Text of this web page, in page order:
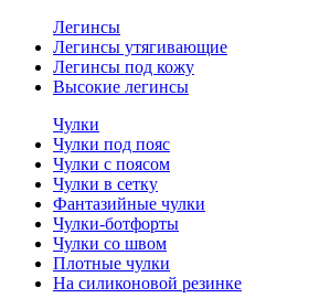
Легинсы
Легинсы утягивающие
Легинсы под кожу
Высокие легинсы
Чулки
Чулки под пояс
Чулки с поясом
Чулки в сетку
Фантазийные чулки
Чулки-ботфорты
Чулки со швом
Плотные чулки
На силиконовой резинке